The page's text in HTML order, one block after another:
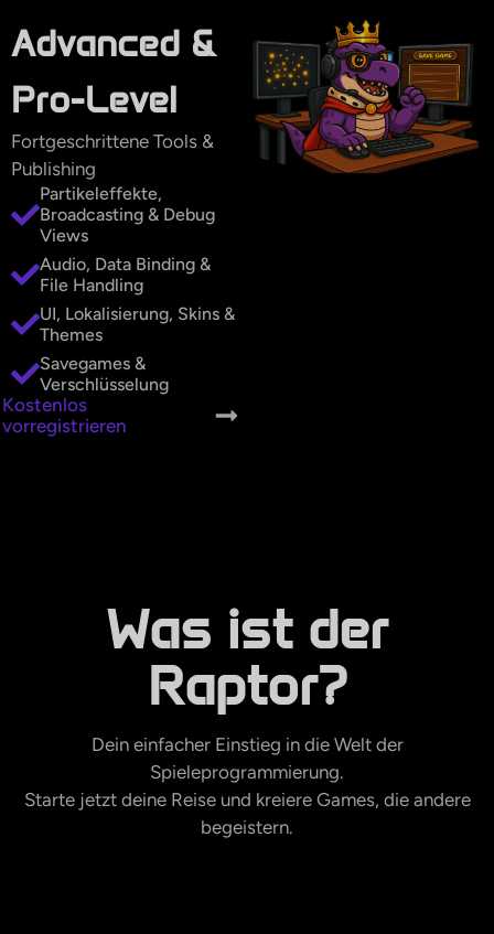
Advanced &
Pro-Level
Fortgeschrittene Tools &
Publishing
Partikeleffekte,
Broadcasting & Debug
Views
Audio, Data Binding &
File Handling
UI, Lokalisierung, Skins &
Themes
Savegames &
Verschlüsselung
Kostenlos
vorregistrieren
Was ist der
Raptor?
Dein einfacher Einstieg in die Welt der
Spieleprogrammierung.
Starte jetzt deine Reise und kreiere Games, die andere
begeistern.